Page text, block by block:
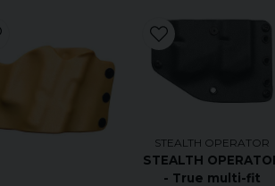
STEALTH OPERATOR
STEALTH
- True multi-fit